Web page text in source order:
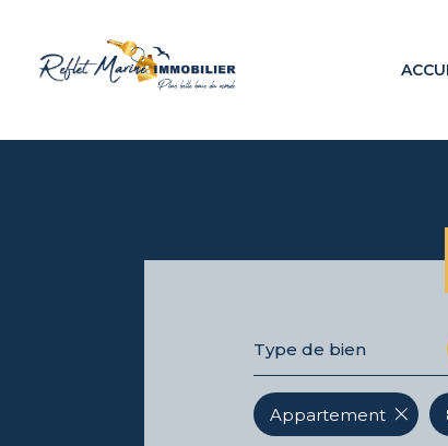
Type de bien
Appartement